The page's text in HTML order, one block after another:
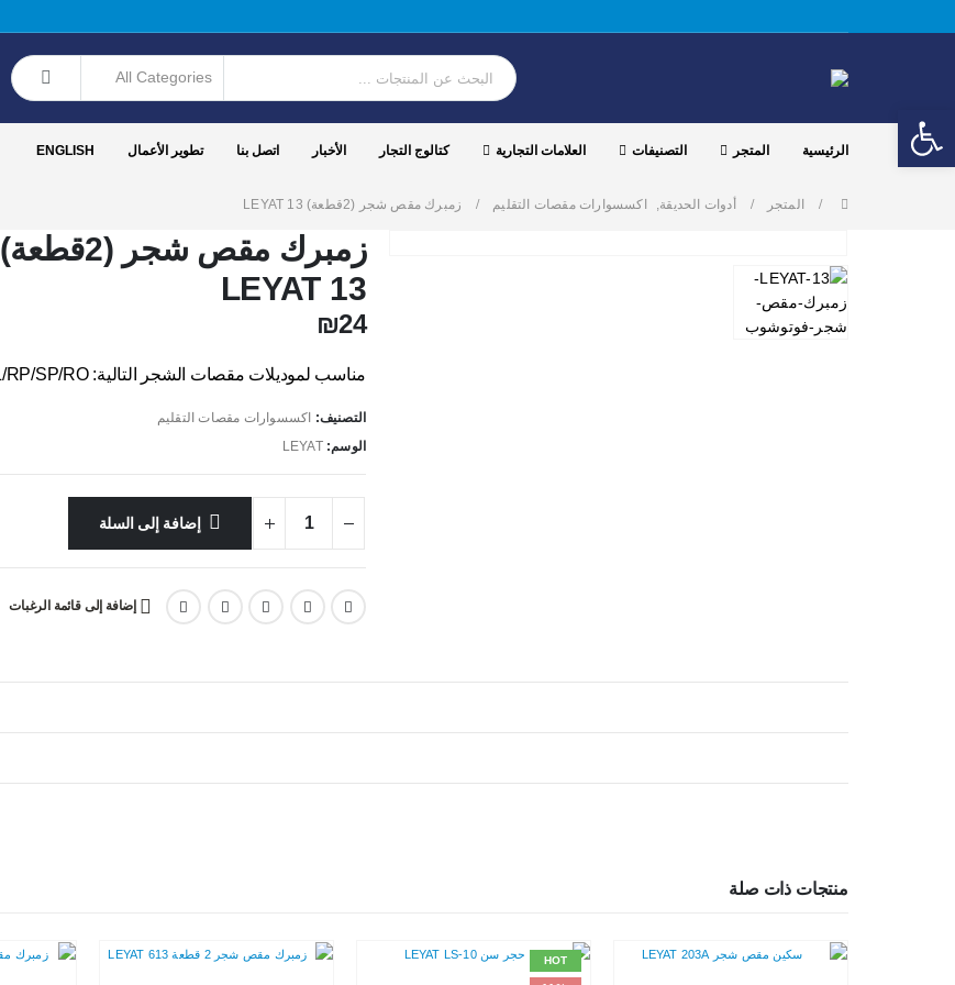
الرئيسية المتجر التصنيفات العلامات التجارية كتالوج التجار الأخبار اتصل بنا تطوير الأعمال ENGLISH
المتجر أدوات الحديقة, اكسسوارات مقصات التقليم زمبرك مقص شجر (2قطعة) 13 LEYAT
زمبرك مقص شجر (2قطعة)
13 LEYAT
₪24
مناسب لموديلات مقصات الشجر التالية: CL/RP/SP/RO
التصنيف: اكسسوارات مقصات التقليم
الوسم:LEYAT
إضافة إلى السلة
إضافة إلى قائمة الرغبات
منتجات ذات صلة
HOT
Open toolbar